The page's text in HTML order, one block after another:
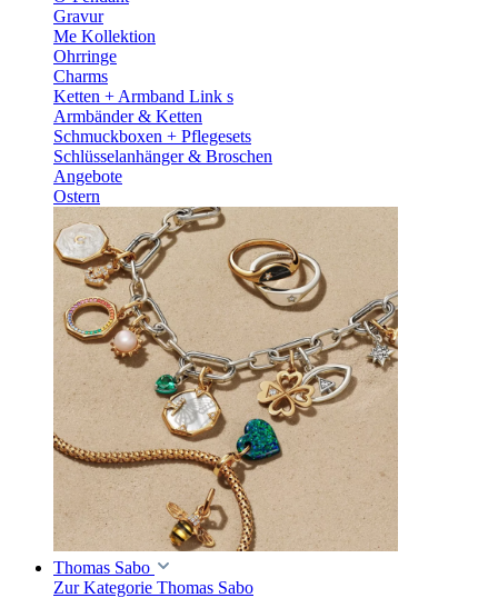
Gravur
Me Kollektion
Ohrringe
Charms
Ketten + Armband Link s
Armbänder & Ketten
Schmuckboxen + Pflegesets
Schlüsselanhänger & Broschen
Angebote
Ostern
Thomas Sabo
Zur Kategorie Thomas Sabo